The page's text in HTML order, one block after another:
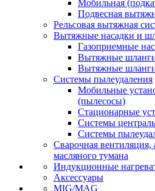
Мобильная
Подвесная
Рельсовая вытяжная
Вытяжные насадки и
Газоприемные
Вытяжные
Вытяжные
Системы пылеудаления
Мобильные
(пылесосы)
Стационарные
Системы
Системы
Сварочная
масляного тумана
Индукционные
Аксессуары
MIG/MAG